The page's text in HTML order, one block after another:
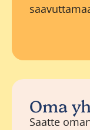
Oma
Saatte